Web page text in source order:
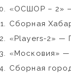
«ОСШОР – 2»
Сборная
«Players-2» —
«Московия»
Сборная